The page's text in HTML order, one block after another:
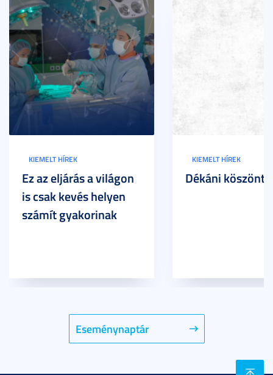
Eseménynaptár
KIEMELT HÍREK
Ez az eljárás a világon
is csak kevés helyen
számít gyakorinak
KIEMELT HÍREK
Dékáni köszöntő